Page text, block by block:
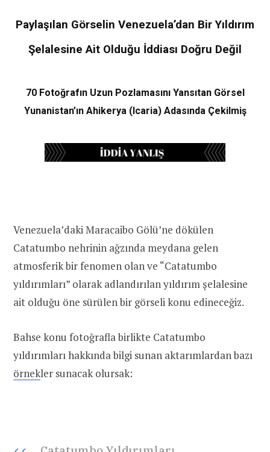
Paylaşılan Görselin Venezuela’dan Bir Yıldırım
Şelalesine Ait Olduğu İddiası Doğru Değil
70 Fotoğrafın Uzun Pozlamasını Yansıtan Görsel
Yunanistan’ın Ahikerya (Icaria) Adasında Çekilmiş
Venezuela’daki Maracaibo Gölü’ne dökülen
Catatumbo nehrinin ağzında meydana gelen
atmosferik bir fenomen olan ve “Catatumbo
yıldırımları” olarak adlandırılan yıldırım şelalesine
ait olduğu öne sürülen bir görseli konu edineceğiz.
Bahse konu fotoğrafla birlikte Catatumbo
yıldırımları hakkında bilgi sunan aktarımlardan bazı
örnekler sunacak olursak: